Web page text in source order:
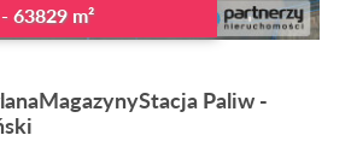
63829 m²
Paliw -